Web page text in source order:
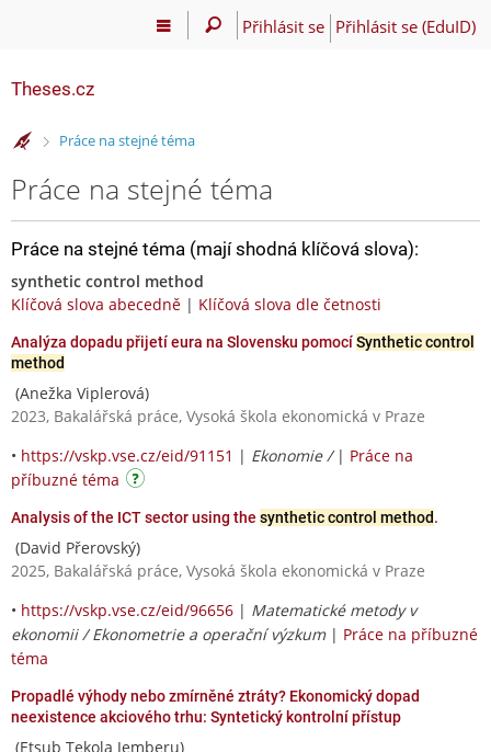
Přihlásit se Přihlásit se (EduID)
Theses.cz
>Práce na stejné téma
Práce na stejné téma
Práce na stejné téma (mají shodná klíčová slova):
synthetic control method
Klíčová slova abecedně | Klíčová slova dle četnosti
Analýza dopadu přijetí eura na Slovensku pomocíSynthetic control
method
(Anežka Viplerová)
2023, Bakalářská práce, Vysoká škola ekonomická v Praze
• https://vskp.vse.cz/eid/91151 | Ekonomie / | Práce na
příbuzné téma
Analysis of the ICT sector using the synthetic control method.
(David Přerovský)
2025, Bakalářská práce, Vysoká škola ekonomická v Praze
• https://vskp.vse.cz/eid/96656 | Matematické metody v
ekonomii / Ekonometrie a operační výzkum| Práce na příbuzné
téma
Propadlé výhody nebo zmírněné ztráty? Ekonomický dopad
neexistence akciového trhu: Syntetický kontrolní přístup
(Etsub Tekola Jemberu)